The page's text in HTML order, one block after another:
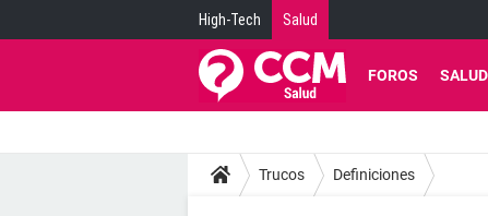
High-Tech Salud
FOROS SALUD
Trucos Definiciones